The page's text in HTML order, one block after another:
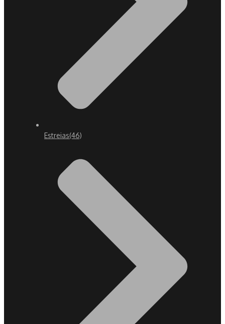
Estreias(46)